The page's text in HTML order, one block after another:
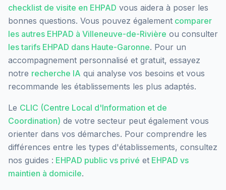
checklist de visite en EHPAD vous aidera à poser les
bonnes questions. Vous pouvez également comparer
les autres EHPAD à Villeneuve-de-Rivière ou consulter
les tarifs EHPAD dans Haute-Garonne. Pour un
accompagnement personnalisé et gratuit, essayez
notre recherche IA qui analyse vos besoins et vous
recommande les établissements les plus adaptés.
Le CLIC (Centre Local d'Information et de
Coordination) de votre secteur peut également vous
orienter dans vos démarches. Pour comprendre les
différences entre les types d'établissements, consultez
nos guides : EHPAD public vs privé et EHPAD vs
maintien à domicile.